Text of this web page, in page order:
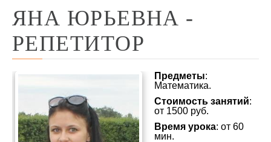
ЯНА ЮРЬЕВНА -
РЕПЕТИТОР
Предметы:
Математика.
Стоимость занятий:
от 1500 руб.
Время урока: от 60
мин.